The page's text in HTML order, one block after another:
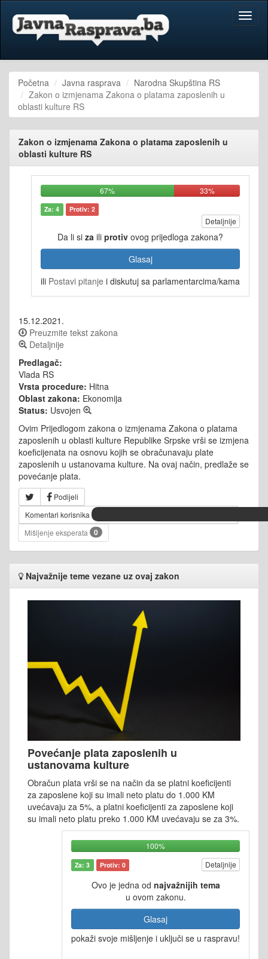
Početna Javna rasprava
Narodna Skupština RS
Zakon o izmjenama Zakona o platama zaposlenih u
oblasti kulture RS
Zakon o izmjenama Zakona o platama zaposlenih u
oblasti kulture RS
67% 33%
Za: 4 Protiv: 2
Detaljnije
Da li si za ili protiv ovog prijedloga zakona?
Glasaj
ili Postavi pitanje i diskutuj sa parlamentarcima/kama
15.12.2021.
Preuzmite tekst zakona
Detaljnije
Predlagač:
Vlada RS
Vrsta procedure: Hitna
Oblast zakona: Ekonomija
Status: Usvojen
Ovim Prijedlogom zakona o izmjenama Zakona o platama
zaposlenih u oblasti kulture Republike Srpske vrši se izmjena
koeficijenata na osnovu kojih se obračunavaju plate
zaposlenih u ustanovama kulture. Na ovaj način, predlaže se
povećanje plata.
Podijeli
Komentari korisnika
Mišljenje eksperata
0
Najvažnije teme vezane uz ovaj zakon
Povećanje plata zaposlenih u
ustanovama kulture
Obračun plata vrši se na način da se platni koeficijenti
za zaposlene koji su imali neto platu do 1.000 KM
uvećavaju za 5%, a platni koeficijenti za zaposlene koji
su imali neto platu preko 1.000 KM uvećavaju se za 3%.
100%
Za: 3 Protiv: 0 Detaljnije
Ovo je jedna od najvažnijih tema
u ovom zakonu.
Glasaj
pokaži svoje mišljenje i uključi se u raspravu!